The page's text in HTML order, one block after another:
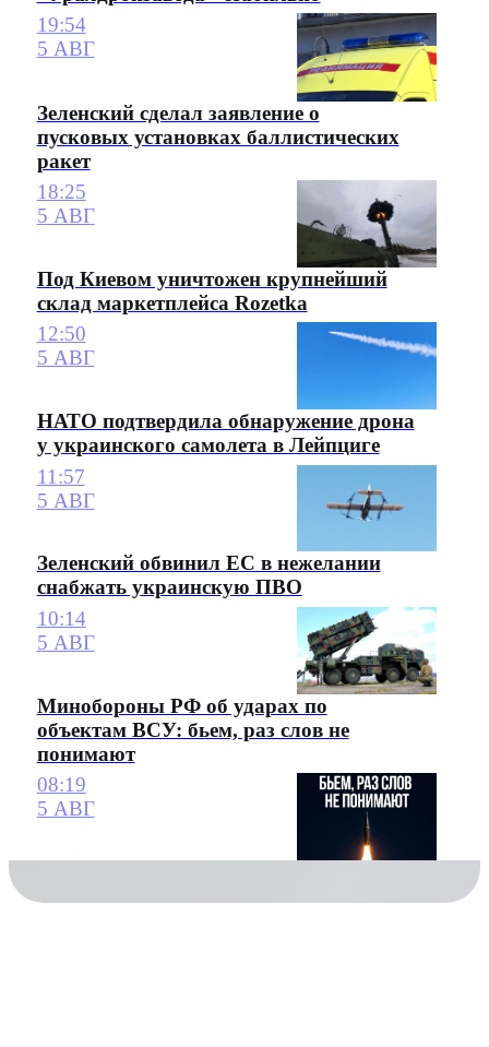
19:54
5 АВГ
Зеленский сделал заявление о
пусковых установках баллистических
ракет
18:25
5 АВГ
Под Киевом уничтожен крупнейший
склад маркетплейса Rozetka
12:50
5 АВГ
НАТО подтвердила обнаружение дрона
у украинского самолета в Лейпциге
11:57
5 АВГ
Зеленский обвинил ЕС в нежелании
снабжать украинскую ПВО
10:14
5 АВГ
Минобороны РФ об ударах по
объектам ВСУ: бьем, раз слов не
понимают
08:19
5 АВГ